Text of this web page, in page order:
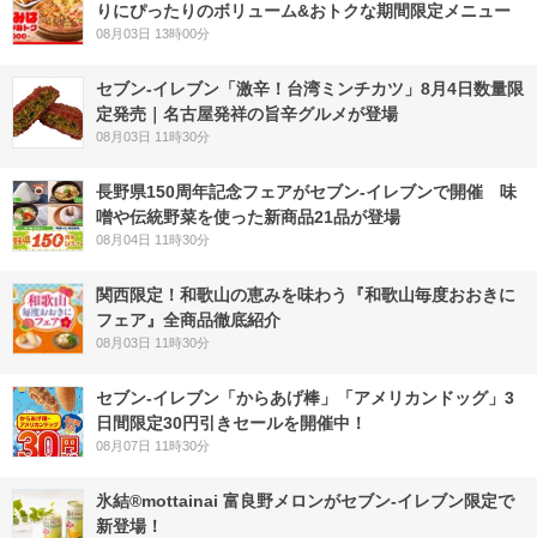
りにぴったりのボリューム&おトクな期間限定メニュー
08月03日 13時00分
セブン-イレブン「激辛！台湾ミンチカツ」8月4日数量限
定発売｜名古屋発祥の旨辛グルメが登場
08月03日 11時30分
長野県150周年記念フェアがセブン-イレブンで開催 味
噌や伝統野菜を使った新商品21品が登場
08月04日 11時30分
関西限定！和歌山の恵みを味わう『和歌山毎度おおきに
フェア』全商品徹底紹介
08月03日 11時30分
セブン‐イレブン「からあげ棒」「アメリカンドッグ」3
日間限定30円引きセールを開催中！
08月07日 11時30分
氷結®mottainai 富良野メロンがセブン‐イレブン限定で
新登場！